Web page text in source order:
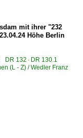
mit ihrer "232
Höhe Berlin
DR 132 · DR 130.1
(L - Z) / Wedler Franz